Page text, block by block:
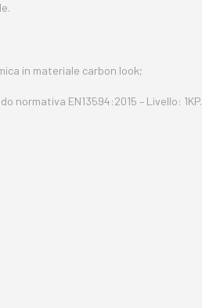
in materiale carbon look;
normativa EN13594:2015 – Livello: 1KP.